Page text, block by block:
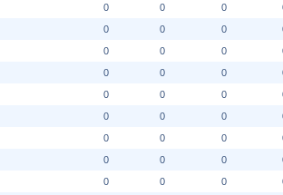
0 0 0
0 0 0
0 0 0
0 0 0
0 0 0
0 0 0
0 0 0
0 0 0
0 0 0